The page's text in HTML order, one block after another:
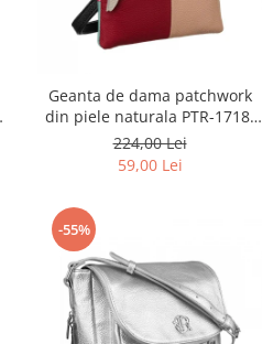
Geanta de dama patchwork
din piele naturala PTR-1718-
SKL-6922 MULTI
224,00 Lei
59,00 Lei
-55%